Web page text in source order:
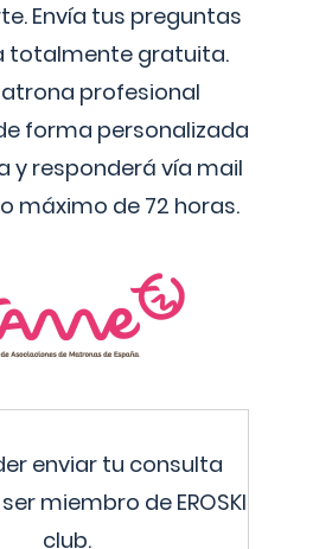
Envía tus preguntas
totalmente gratuita.
profesional
forma personalizada
y responderá vía mail
máximo de 72 horas.
enviar tu consulta
miembro de EROSKI
club.